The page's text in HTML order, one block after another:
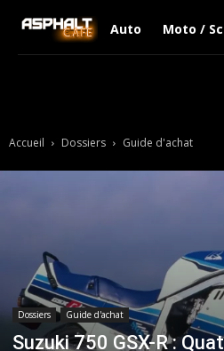
Auto Moto /
Accueil Dossiers Guide d'achat
Dossiers Guide d'achat
Suzuki 750 GSX-R :